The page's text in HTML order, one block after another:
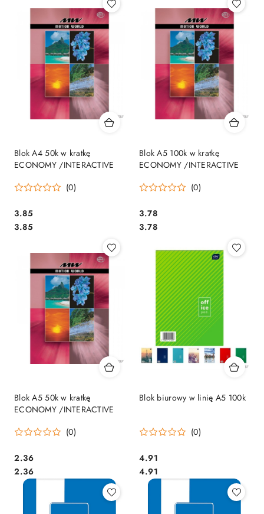
Blok A4 50k w kratkę
ECONOMY /INTERACTIVE
(0)
Cena:
3.85
Cena:
3.85
Blok A5 100k w kratkę
ECONOMY /INTERACTIVE
(0)
Cena:
3.78
Cena:
3.78
Blok A5 50k w kratkę
ECONOMY /INTERACTIVE
(0)
Cena:
2.36
Cena:
2.36
Blok biurowy w linię A5 100k
(0)
Cena:
4.91
Cena:
4.91